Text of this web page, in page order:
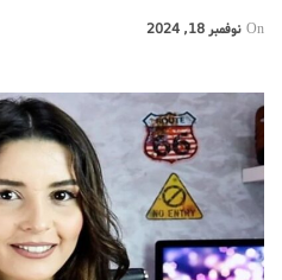
On نوفمبر 18, 2024